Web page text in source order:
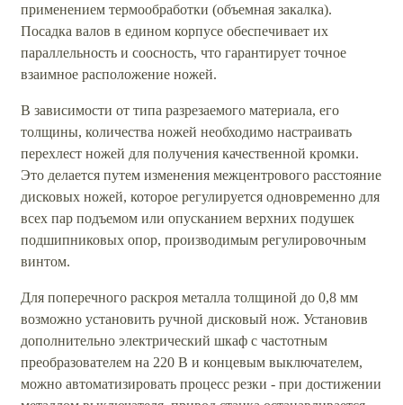
применением термообработки (объемная закалка).
Посадка валов в едином корпусе обеспечивает их
параллельность и соосность, что гарантирует точное
взаимное расположение ножей.
В зависимости от типа разрезаемого материала, его
толщины, количества ножей необходимо настраивать
перехлест ножей для получения качественной кромки.
Это делается путем изменения межцентрового расстояние
дисковых ножей, которое регулируется одновременно для
всех пар подъемом или опусканием верхних подушек
подшипниковых опор, производимым регулировочным
винтом.
Для поперечного раскроя металла толщиной до 0,8 мм
возможно установить ручной дисковый нож. Установив
дополнительно электрический шкаф с частотным
преобразователем на 220 В и концевым выключателем,
можно автоматизировать процесс резки - при достижении